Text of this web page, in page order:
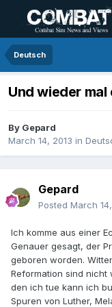
Deutsch
Und wieder mal
By Gepard
March 14, 2013 in
Gepard
Posted March
Ich komme aus einer
Genauer gesagt, der
geboren worden.
Reformation sind nicht
den ich tue kann ich
Spuren von Luther,